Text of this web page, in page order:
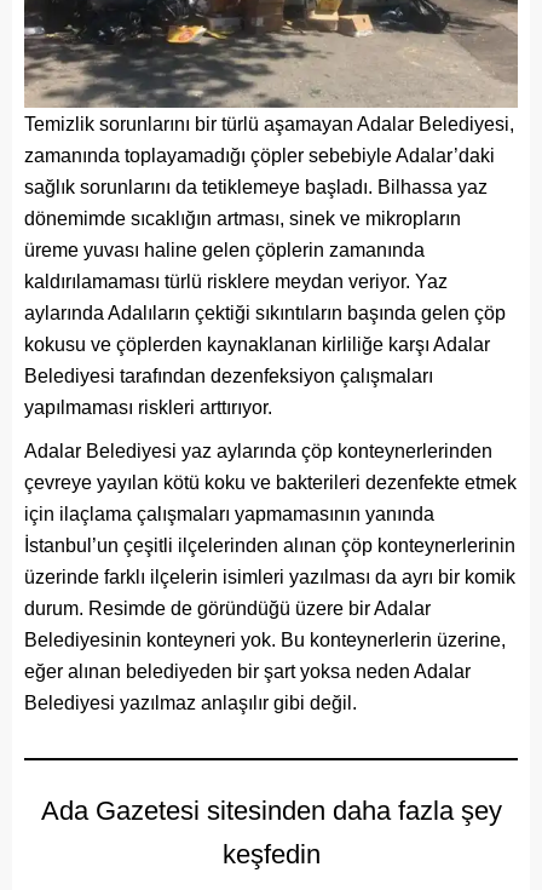
Temizlik sorunlarını bir türlü aşamayan Adalar Belediyesi,
zamanında toplayamadığı çöpler sebebiyle Adalar’daki
sağlık sorunlarını da tetiklemeye başladı. Bilhassa yaz
dönemimde sıcaklığın artması, sinek ve mikropların
üreme yuvası haline gelen çöplerin zamanında
kaldırılamaması türlü risklere meydan veriyor. Yaz
aylarında Adalıların çektiği sıkıntıların başında gelen çöp
kokusu ve çöplerden kaynaklanan kirliliğe karşı Adalar
Belediyesi tarafından dezenfeksiyon çalışmaları
yapılmaması riskleri arttırıyor.
Adalar Belediyesi yaz aylarında çöp konteynerlerinden
çevreye yayılan kötü koku ve bakterileri dezenfekte etmek
için ilaçlama çalışmaları yapmamasının yanında
İstanbul’un çeşitli ilçelerinden alınan çöp konteynerlerinin
üzerinde farklı ilçelerin isimleri yazılması da ayrı bir komik
durum. Resimde de göründüğü üzere bir Adalar
Belediyesinin konteyneri yok. Bu konteynerlerin üzerine,
eğer alınan belediyeden bir şart yoksa neden Adalar
Belediyesi yazılmaz anlaşılır gibi değil.
Ada Gazetesi sitesinden daha fazla şey
keşfedin